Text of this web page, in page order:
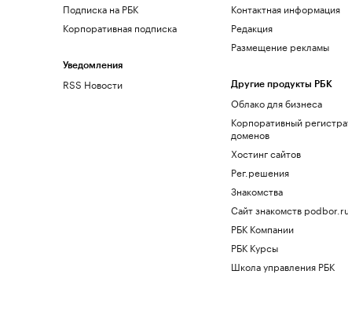
Подписка на РБК
Корпоративная подписка
Уведомления
RSS Новости
Контактная информация
Редакция
Размещение рекламы
Другие продукты РБК
Облако для бизнеса
Корпоративный
доменов
Хостинг сайтов
Рег.решения
Знакомства
Сайт знакомств
РБК Компании
РБК Курсы
Школа управления РБК